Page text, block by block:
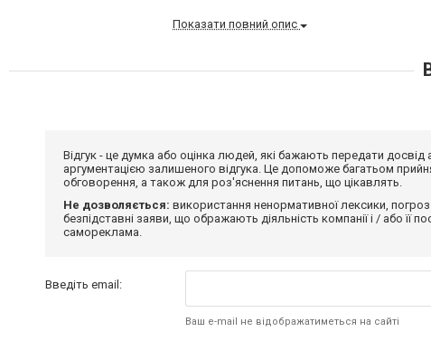
Показати повний опис
Відгук - це думка або оцінка людей, які бажають передати
аргументацією залишеного відгука. Це допоможе багатьом
обговорення, а також для роз'яснення питань, що цікавлять.
Не дозволяється: використання ненормативної лексики,
безпідставні заяви, що ображають діяльність компанії і / або її
самореклама.
Введіть email:
Ваш e-mail не відображатиметься на сайті